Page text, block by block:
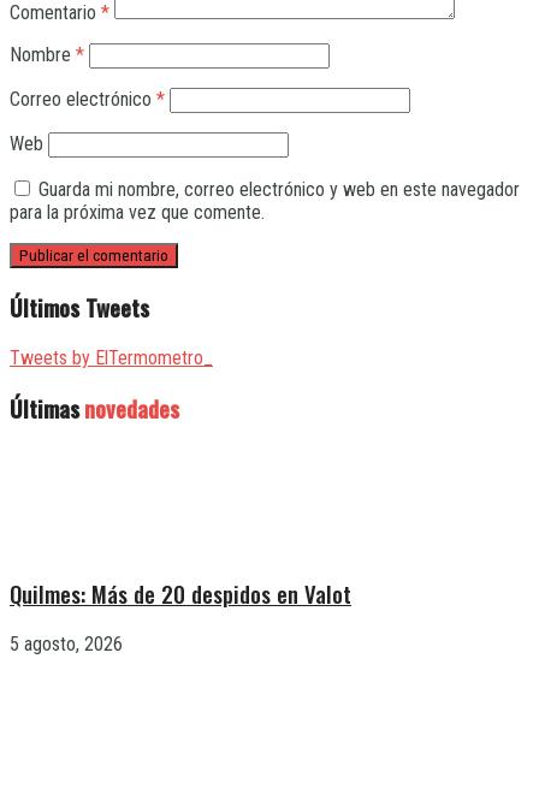
Comentario *
Nombre *
Correo electrónico *
Web
Guarda mi nombre, correo electrónico y web en este navegador
para la próxima vez que comente.
Últimos Tweets
Tweets by ElTermometro_
Últimasnovedades
Quilmes: Más de 20 despidos en Valot
5 agosto, 2026